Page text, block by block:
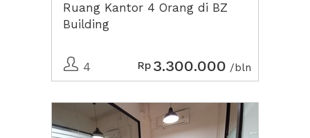
Ruang Kantor 4 Orang di BZ
Building
4 Rp 3.300.000 /bln